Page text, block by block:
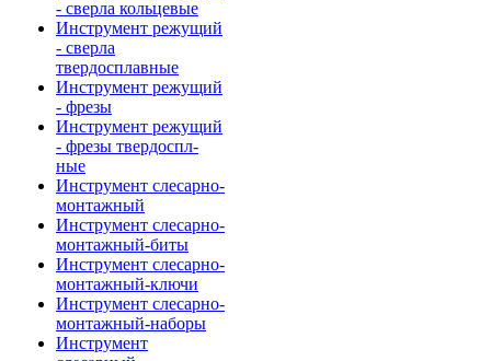
- сверла кольцевые
Инструмент режущий
- сверла
твердосплавные
Инструмент режущий
- фрезы
Инструмент режущий
- фрезы твердоспл-
ные
Инструмент слесарно-
монтажный
Инструмент слесарно-
монтажный-биты
Инструмент слесарно-
монтажный-ключи
Инструмент слесарно-
монтажный-наборы
Инструмент